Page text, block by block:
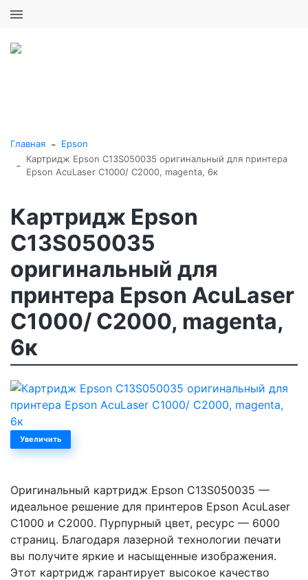
Главная - Epson
-
Картридж Epson C13S050035 оригинальный для принтера
Epson AcuLaser C1000/ C2000, magenta, 6к
Картридж Epson
C13S050035
оригинальный для
принтера Epson AcuLaser
C1000/ C2000, magenta,
6к
Увеличить
Оригинальный картридж Epson C13S050035 —
идеальное решение для принтеров Epson AcuLaser
C1000 и C2000. Пурпурный цвет, ресурс — 6000
страниц. Благодаря лазерной технологии печати
вы получите яркие и насыщенные изображения.
Этот картридж гарантирует высокое качество